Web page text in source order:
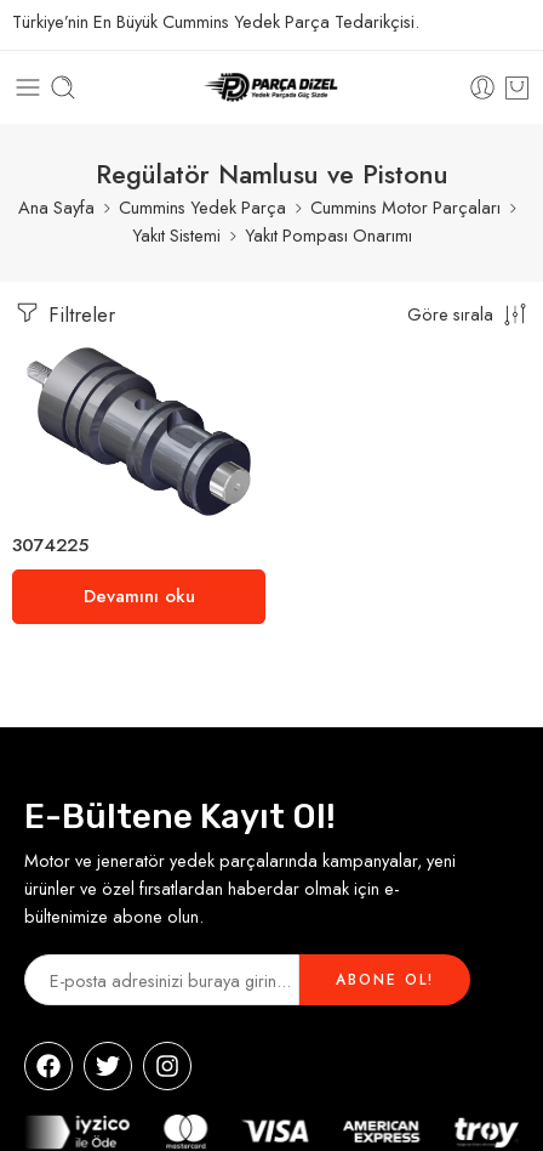
Türkiye’nin En Büyük Cummins Yedek Parça Tedarikçisi.
Regülatör Namlusu ve Pistonu
Ana Sayfa Cummins Yedek Parça
Cummins Motor Parçaları
Yakıt Sistemi
Yakıt Pompası Onarımı
Filtreler Göre sırala
3074225
Devamını oku
E-Bültene Kayıt Ol!
Motor ve jeneratör yedek parçalarında kampanyalar, yeni
ürünler ve özel fırsatlardan haberdar olmak için e-
bültenimize abone olun.